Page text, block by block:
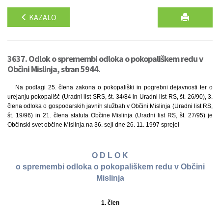
KAZALO
3637. Odlok o spremembi odloka o pokopališkem redu v
Občini Mislinja, stran 5944.
Na podlagi 25. člena zakona o pokopališki in pogrebni dejavnosti ter o
urejanju pokopališč (Uradni list SRS, št. 34/84 in Uradni list RS, št. 26/90), 3.
člena odloka o gospodarskih javnih službah v Občini Mislinja (Uradni list RS,
št. 19/96) in 21. člena statuta Občine Mislinja (Uradni list RS, št. 27/95) je
Občinski svet občine Mislinja na 36. seji dne 26. 11. 1997 sprejel
O D L O K
o spremembi odloka o pokopališkem redu v Občini
Mislinja
1. člen